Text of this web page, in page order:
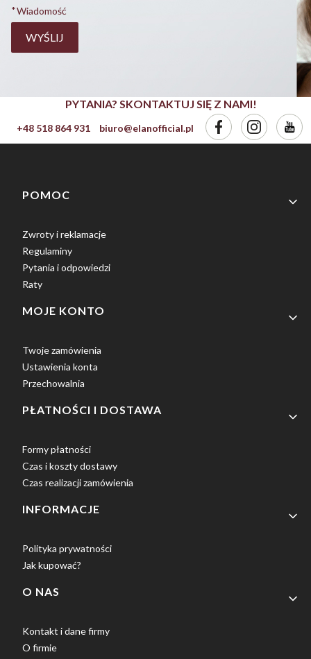
*Wiadomość
WYŚLIJ
PYTANIA? SKONTAKTUJ SIĘ Z NAMI!
+48 518 864 931 biuro@elanofficial.pl
Linki w stopce
POMOC
Zwroty i reklamacje
Regulaminy
Pytania i odpowiedzi
Raty
MOJE KONTO
Twoje zamówienia
Ustawienia konta
Przechowalnia
PŁATNOŚCI I DOSTAWA
Formy płatności
Czas i koszty dostawy
Czas realizacji zamówienia
INFORMACJE
Polityka prywatności
Jak kupować?
O NAS
Kontakt i dane firmy
O firmie